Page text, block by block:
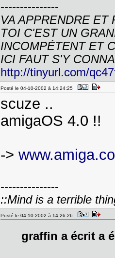
---------------
VA APPRENDRE ET
TOI C'EST UN
INCOMPÉTENT ET
ICI FAUT S'Y
http://tinyurl.com/
Posté le 04-10-2002 à 14:24:25
scuze ..
amigaOS 4.0 !!
->
---------------
::Mind is a terrible
Posté le 04-10-2002 à 14:26:26
graffin a écrit a